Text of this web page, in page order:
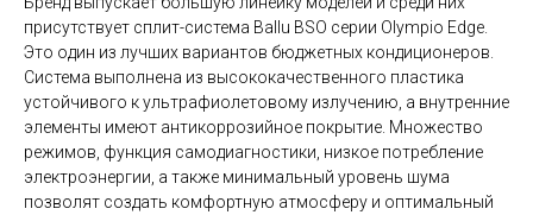
присутствует сплит-система Ballu BSO серии Olympio Edge.
Это один из лучших вариантов бюджетных кондиционеров.
Система выполнена из высококачественного пластика
устойчивого к ультрафиолетовому излучению, а внутренние
элементы имеют антикоррозийное покрытие. Множество
режимов, функция самодиагностики, низкое потребление
электроэнергии, а также минимальный уровень шума
позволят создать комфортную атмосферу и оптимальный